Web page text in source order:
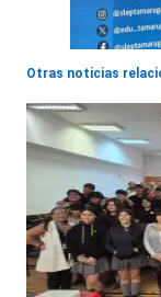
Otras noticias